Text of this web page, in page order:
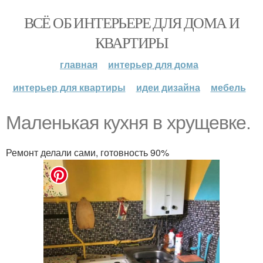
ВСЁ ОБ ИНТЕРЬЕРЕ ДЛЯ ДОМА И
КВАРТИРЫ
главная
интерьер для дома
интерьер для квартиры
идеи дизайна мебель
Маленькая кухня в хрущевке.
Ремонт делали сами, готовность 90%